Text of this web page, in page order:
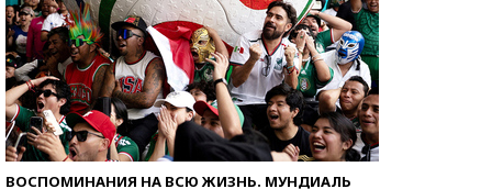
ВОСПОМИНАНИЯ НА ВСЮ ЖИЗНЬ. МУНДИАЛЬ